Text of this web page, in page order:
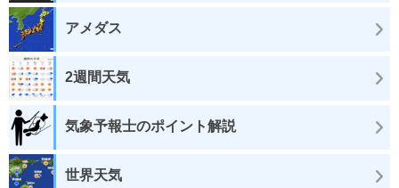
アメダス
2週間天気
気象予報士のポイント解説
世界天気